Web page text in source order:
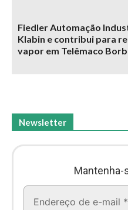
Fiedler Automação
Klabin e contribui para
vapor em Telêmaco
Newsletter
Mantenha-